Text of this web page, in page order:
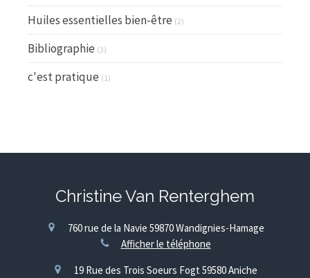
Huiles essentielles bien-être (2)
Bibliographie (3)
c'est pratique (1)
Christine Van Renterghem
760 rue de la Navie 59870Wandignies-Hamage
Afficher le téléphone
19 Rue des Trois Soeurs Fogt 59580Aniche